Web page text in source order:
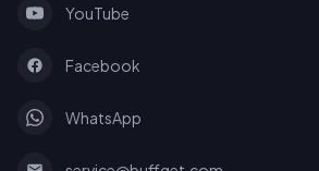
YouTube
Facebook
WhatsApp